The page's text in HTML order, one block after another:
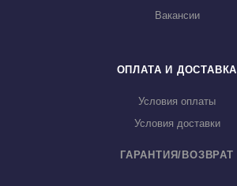
Вакансии
ОПЛАТА И ДОСТАВКА
Условия оплаты
Условия доставки
ГАРАНТИЯ/ВОЗВРАТ